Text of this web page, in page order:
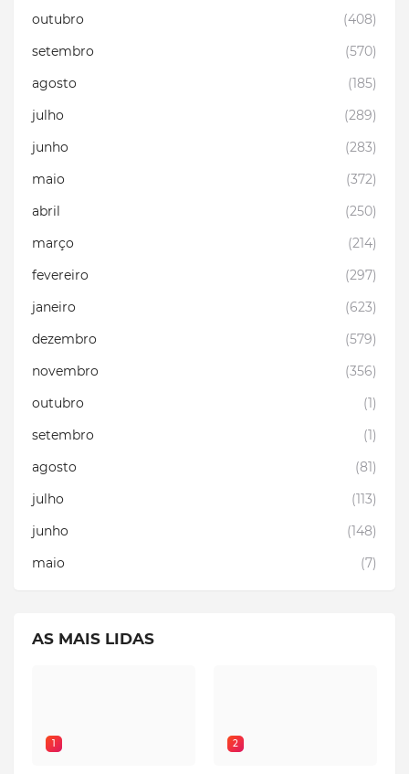
outubro
(408)
setembro
(570)
agosto
(185)
julho
(289)
junho
(283)
maio
(372)
abril
(250)
março
(214)
fevereiro
(297)
janeiro
(623)
dezembro
(579)
novembro
(356)
outubro
(1)
setembro
(1)
agosto
(81)
julho
(113)
junho
(148)
maio
(7)
AS MAIS LIDAS
1 2